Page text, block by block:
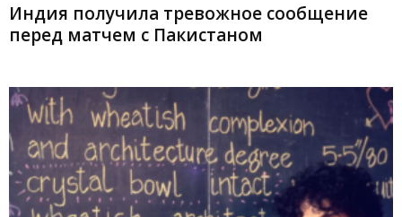
Индия получила тревожное сообщение
перед матчем с Пакистаном